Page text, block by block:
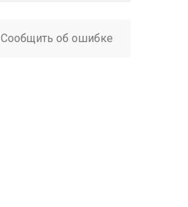
Сообщить об ошибке